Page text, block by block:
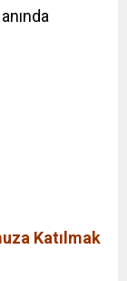
Katılmak